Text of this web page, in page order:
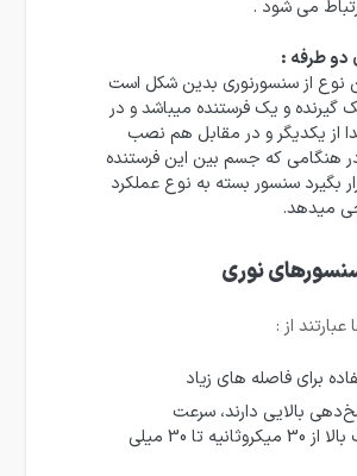
می شود .
طرفه :
نوع از سنسورنوری بدین شکل است
گیرنده و یک فرستنده میباشد و در
از یکدیگر و در مقابل هم نصب
هنگامی که جسم بین این فرستنده
بگیرد سنسور بسته به نوع عملکرد
میدهد.
نوری
از :
برای فاصله های زیاد
بالایی دارند، سرعت
سوئیچینگ بالا از 30 میکروثانیه تا 30 میلی